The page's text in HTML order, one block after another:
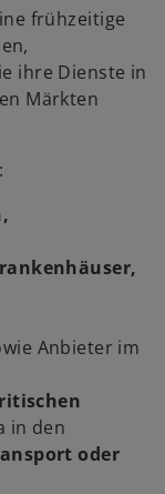
frühzeitige
ihre Dienste in
Märkten
Anbieter im
in den
oder